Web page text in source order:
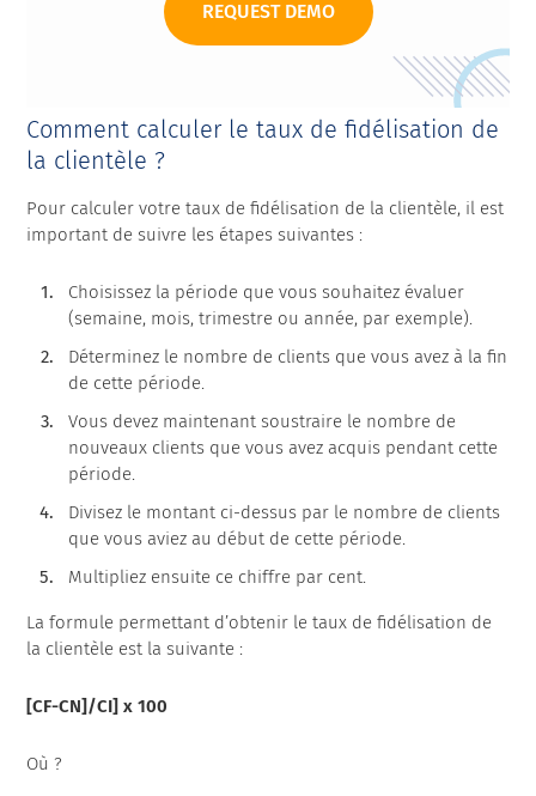
REQUEST DEMO
Comment calculer le taux de fidélisation de
la clientèle ?
Pour calculer votre taux de fidélisation de la clientèle, il est
important de suivre les étapes suivantes :
Choisissez la période que vous souhaitez évaluer
(semaine, mois, trimestre ou année, par exemple).
Déterminez le nombre de clients que vous avez à la fin
de cette période.
Vous devez maintenant soustraire le nombre de
nouveaux clients que vous avez acquis pendant cette
période.
Divisez le montant ci-dessus par le nombre de clients
que vous aviez au début de cette période.
Multipliez ensuite ce chiffre par cent.
La formule permettant d’obtenir le taux de fidélisation de
la clientèle est la suivante :
[CF-CN]/CI] x 100
Où ?